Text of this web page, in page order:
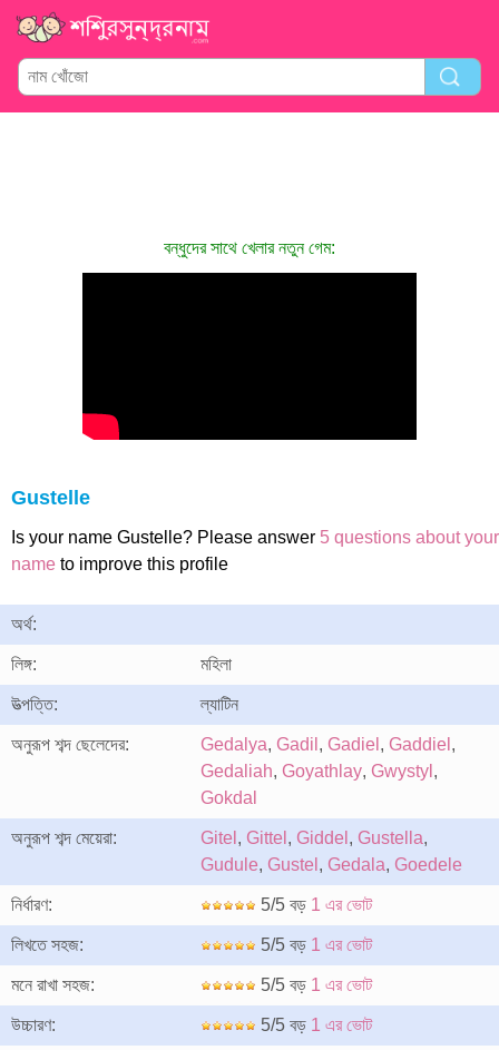
বন্ধুদের সাথে খেলার নতুন গেম:
Gustelle
Is your name Gustelle? Please answer 5 questions about your
name to improve this profile
অর্থ:
লিঙ্গ: মহিলা
উত্পত্তি: ল্যাটিন
অনুরূপ শব্দ ছেলেদের: Gedalya, Gadil , Gadiel , Gaddiel ,
Gedaliah, Goyathlay, Gwystyl ,
Gokdal
অনুরূপ শব্দ মেয়েরা: Gitel , Gittel , Giddel , Gustella,
Gudule, Gustel , Gedala, Goedele
নির্ধারণ: 5/5 বড় 1 এর ভোট
লিখতে সহজ: 5/5 বড় 1 এর ভোট
মনে রাখা সহজ: 5/5 বড় 1 এর ভোট
উচ্চারণ: 5/5 বড় 1 এর ভোট